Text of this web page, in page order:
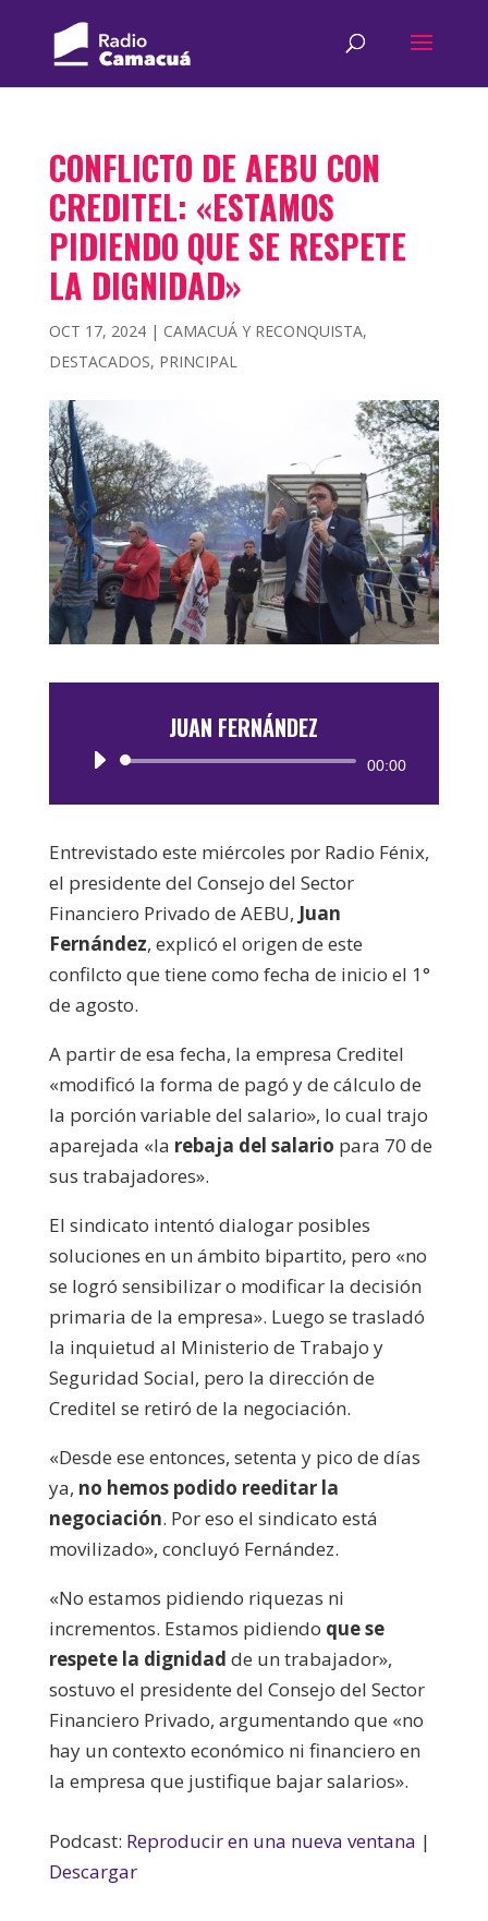
CONFLICTO DE AEBU CON
CREDITEL: «ESTAMOS
PIDIENDO QUE SE RESPETE
LA DIGNIDAD»
OCT 17, 2024| CAMACUÁ Y RECONQUISTA,
DESTACADOS, PRINCIPAL
JUAN FERNÁNDEZ
Reproductor
00:00
Entrevistado este miércoles por Radio Fénix,
el presidente del Consejo del Sector
Financiero Privado de AEBU, Juan
Fernández, explicó el origen de este
confilcto que tiene como fecha de inicio el 1°
de agosto.
A partir de esa fecha, la empresa Creditel
«modificó la forma de pagó y de cálculo de
la porción variable del salario», lo cual trajo
aparejada «la rebaja del salario para 70 de
sus trabajadores».
El sindicato intentó dialogar posibles
soluciones en un ámbito bipartito, pero «no
se logró sensibilizar o modificar la decisión
primaria de la empresa». Luego se trasladó
la inquietud al Ministerio de Trabajo y
Seguridad Social, pero la dirección de
Creditel se retiró de la negociación.
«Desde ese entonces, setenta y pico de días
ya, no hemos podido reeditar la
negociación. Por eso el sindicato está
movilizado», concluyó Fernández.
«No estamos pidiendo riquezas ni
incrementos. Estamos pidiendo que se
respete la dignidad de un trabajador»,
sostuvo el presidente del Consejo del Sector
Financiero Privado, argumentando que «no
hay un contexto económico ni financiero en
la empresa que justifique bajar salarios».
Podcast: Reproducir en una nueva ventana |
Descargar